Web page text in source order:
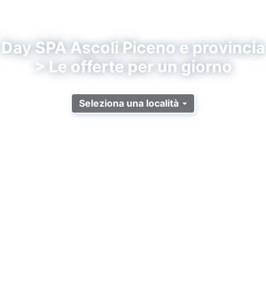
Day SPA Ascoli Piceno e provincia
> Le offerte per un giorno
Seleziona una località